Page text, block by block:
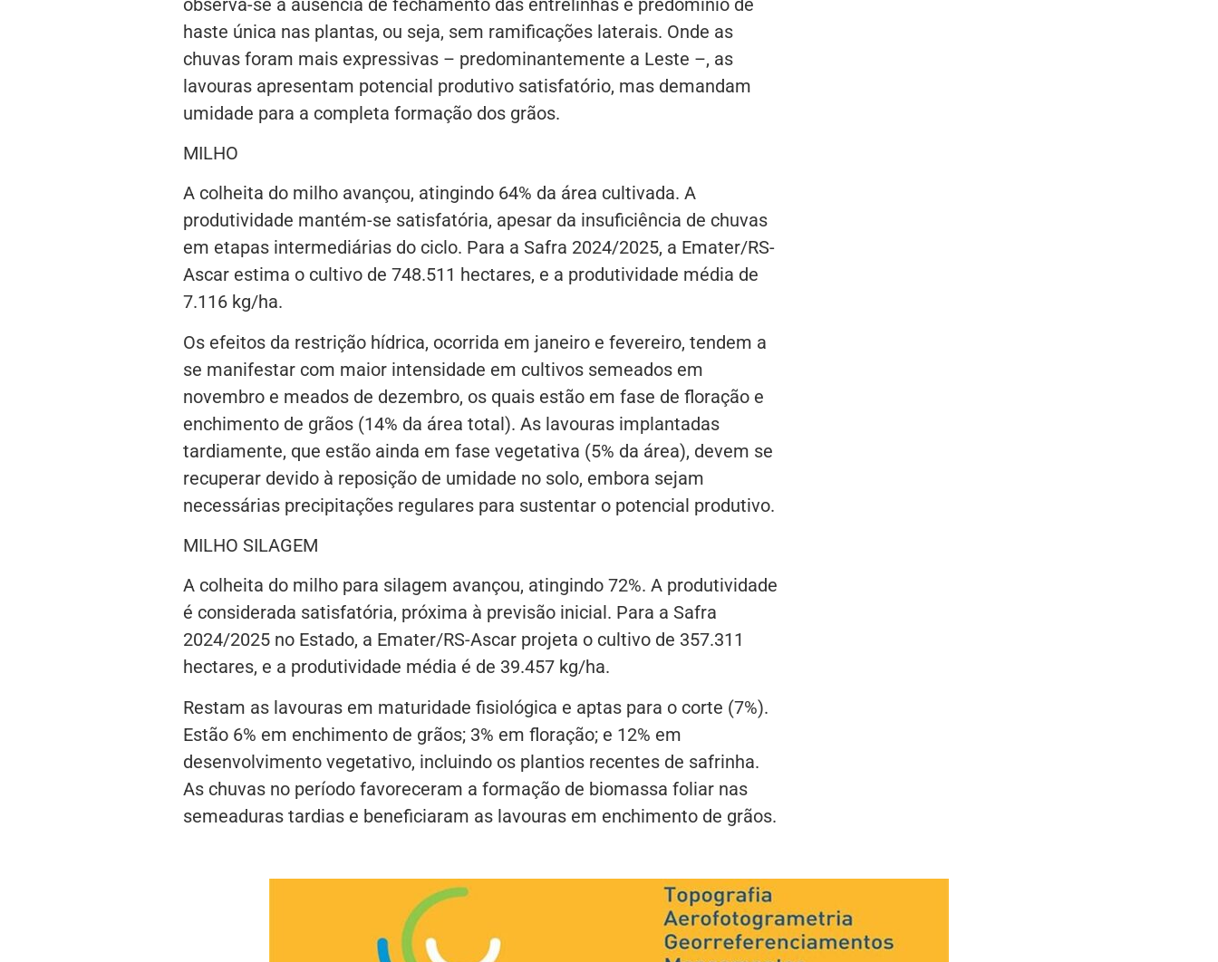
haste única nas plantas, ou seja, sem ramificações laterais. Onde as
chuvas foram mais expressivas – predominantemente a Leste –, as
lavouras apresentam potencial produtivo satisfatório, mas demandam
umidade para a completa formação dos grãos.
MILHO
A colheita do milho avançou, atingindo 64% da área cultivada. A
produtividade mantém-se satisfatória, apesar da insuficiência de chuvas
em etapas intermediárias do ciclo. Para a Safra 2024/2025, a Emater/RS-
Ascar estima o cultivo de 748.511 hectares, e a produtividade média de
7.116 kg/ha.
Os efeitos da restrição hídrica, ocorrida em janeiro e fevereiro, tendem a
se manifestar com maior intensidade em cultivos semeados em
novembro e meados de dezembro, os quais estão em fase de floração e
enchimento de grãos (14% da área total). As lavouras implantadas
tardiamente, que estão ainda em fase vegetativa (5% da área), devem se
recuperar devido à reposição de umidade no solo, embora sejam
necessárias precipitações regulares para sustentar o potencial produtivo.
MILHO SILAGEM
A colheita do milho para silagem avançou, atingindo 72%. A produtividade
é considerada satisfatória, próxima à previsão inicial. Para a Safra
2024/2025 no Estado, a Emater/RS-Ascar projeta o cultivo de 357.311
hectares, e a produtividade média é de 39.457 kg/ha.
Restam as lavouras em maturidade fisiológica e aptas para o corte (7%).
Estão 6% em enchimento de grãos; 3% em floração; e 12% em
desenvolvimento vegetativo, incluindo os plantios recentes de safrinha.
As chuvas no período favoreceram a formação de biomassa foliar nas
semeaduras tardias e beneficiaram as lavouras em enchimento de grãos.